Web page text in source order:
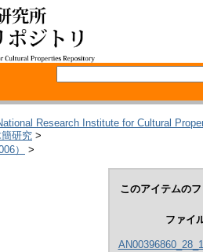
Research Institute for Cultural
研究 >
）
>
このアイテムの
ファイ